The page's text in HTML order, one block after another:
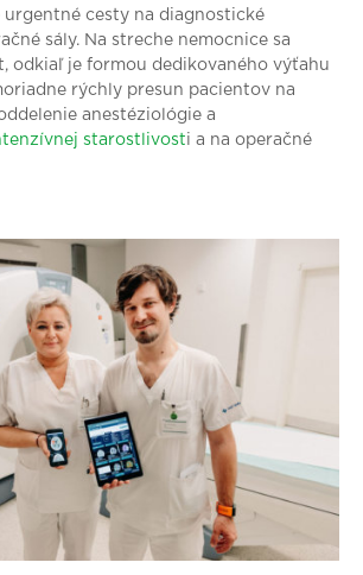
cesty na diagnostické
sály. Na streche nemocnice sa
odkiaľ je formou dedikovaného výťahu
rýchly presun pacientov na
anestéziológie a
starostlivosti a na operačné